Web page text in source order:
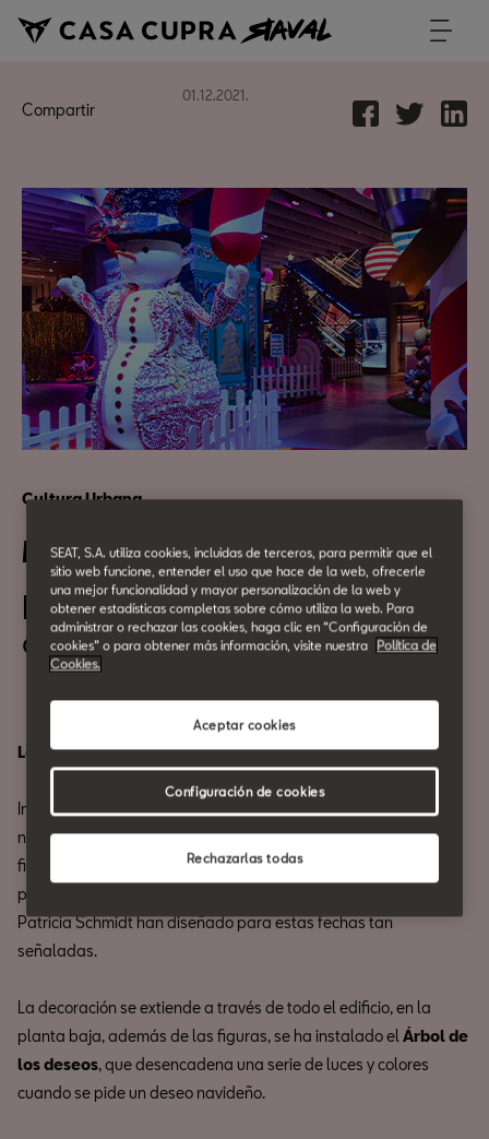
01.12.2021.
Compartir
Cultura Urbana
Merry Days CASA SEAT
Del 01 de Diciembre
al 07 de Enero
La Navidad más dulce.
Inauguramos losMerry Days CASA SEATcon una decoración
navideña que nos traslada a un mundo mágico repleto de
figuras tridimensionales que representan dulces y obras de
pastelería. Un escenario de fantasía que Christian Escribà &
Patricia Schmidt han diseñado para estas fechas tan
señaladas.
La decoración se extiende a través de todo el edificio, en la
planta baja, además de las figuras, se ha instalado el Árbol de
los deseos, que desencadena una serie de luces y colores
cuando se pide un deseo navideño.
SEAT, S.A. utiliza cookies, incluidas de terceros, para permitir que el
sitio web funcione, entender el uso que hace de la web, ofrecerle
una mejor funcionalidad y mayor personalización de la web y
obtener estadísticas completas sobre cómo utiliza la web. Para
administrar o rechazar las cookies, haga clic en “Configuración de
cookies” o para obtener más información, visite nuestra
Política de
Cookies.
Rechazarlas todas
Aceptar cookies
Configuración de cookies